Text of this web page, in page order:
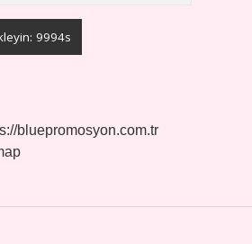
bluepromosyon.com.tr